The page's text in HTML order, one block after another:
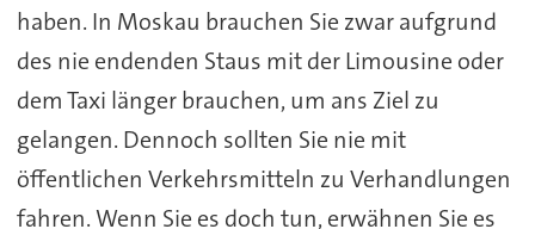
haben. In Moskau brauchen Sie zwar aufgrund
des nie endenden Staus mit der Limousine oder
dem Taxi länger brauchen, um ans Ziel zu
gelangen. Dennoch sollten Sie nie mit
öffentlichen Verkehrsmitteln zu Verhandlungen
fahren. Wenn Sie es doch tun, erwähnen Sie es